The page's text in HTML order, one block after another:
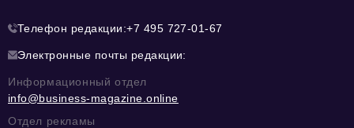
Телефон редакции:+7 495 727-01-67
Электронные почты редакции:
Информационный отдел
info@business-magazine.online
Отдел рекламы